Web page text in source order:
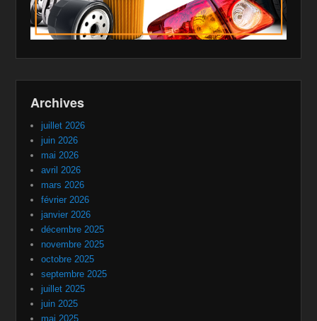
Archives
juillet 2026
juin 2026
mai 2026
avril 2026
mars 2026
février 2026
janvier 2026
décembre 2025
novembre 2025
octobre 2025
septembre 2025
juillet 2025
juin 2025
mai 2025